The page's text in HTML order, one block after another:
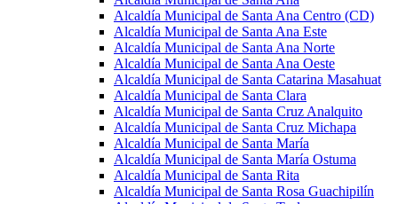
Alcaldía Municipal de Santa Ana Centro (CD)
Alcaldía Municipal de Santa Ana Este
Alcaldía Municipal de Santa Ana Norte
Alcaldía Municipal de Santa Ana Oeste
Alcaldía Municipal de Santa Catarina Masahuat
Alcaldía Municipal de Santa Clara
Alcaldía Municipal de Santa Cruz Analquito
Alcaldía Municipal de Santa Cruz Michapa
Alcaldía Municipal de Santa María
Alcaldía Municipal de Santa María Ostuma
Alcaldía Municipal de Santa Rita
Alcaldía Municipal de Santa Rosa Guachipilín